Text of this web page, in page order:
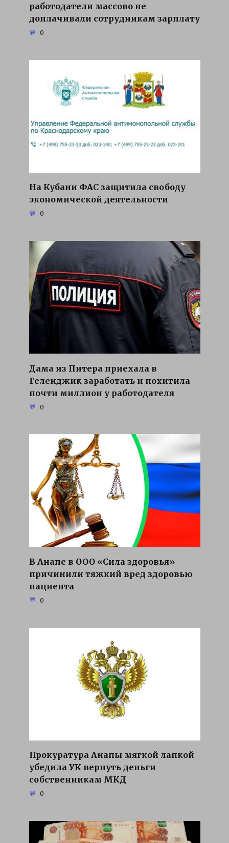
работодатели массово не
доплачивали сотрудникам зарплату
0
На Кубани ФАС защитила свободу
экономической деятельности
0
Дама из Питера приехала в
Геленджик заработать и похитила
почти миллион у работодателя
0
В Анапе в ООО «Сила здоровья»
причинили тяжкий вред здоровью
пациента
0
Прокуратура Анапы мягкой лапкой
убедила УК вернуть деньги
собственникам МКД
0